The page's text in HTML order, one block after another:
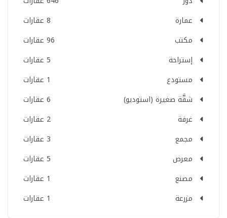
عمارة
8 عقارات
مكتب
96 عقارات
إستراحة
5 عقارات
مستودع
1 عقارات
شقَّة صغيرة (استوديو)
6 عقارات
غرفة
2 عقارات
مجمع
3 عقارات
معرض
5 عقارات
مصنع
1 عقارات
مزرعة
1 عقارات